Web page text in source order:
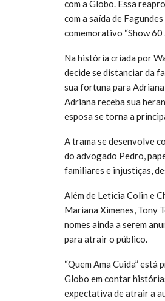
com a Globo. Essa
com a saída de
comemorativo “Show
Na história criada por
decide se distanciar da
sua fortuna para
Adriana receba sua
esposa se torna a
A trama se desenvolve
do advogado Pedro,
familiares e injustiças,
Além de Leticia Colin e
Mariana Ximenes, Tony
nomes ainda a serem
para atrair o público.
“Quem Ama Cuida”
Globo em contar
expectativa de atrair a